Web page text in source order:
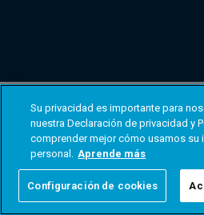
Su privacidad es importante para
nuestra Declaración de privacidad y
comprender mejor cómo usamos su
personal. Aprende más
Configuración de cookies